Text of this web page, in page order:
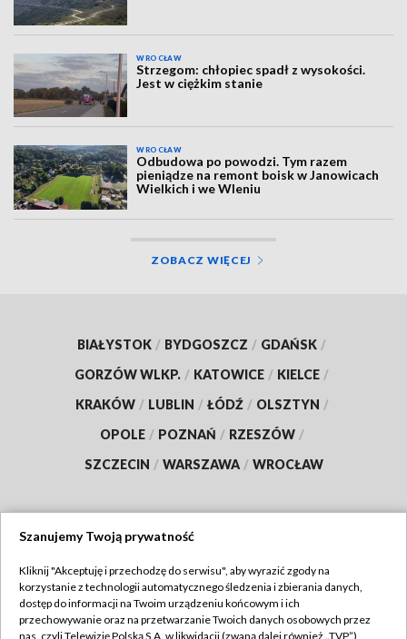
WROCŁAW
Strzegom: chłopiec spadł z wysokości.
Jest w ciężkim stanie
WROCŁAW
Odbudowa po powodzi. Tym razem
pieniądze na remont boisk w Janowicach
Wielkich i we Wleniu
ZOBACZ WIĘCEJ
BIAŁYSTOK / BYDGOSZCZ / GDAŃSK /
GORZÓW WLKP. / KATOWICE / KIELCE /
KRAKÓW / LUBLIN / ŁÓDŹ / OLSZTYN /
OPOLE / POZNAŃ / RZESZÓW /
SZCZECIN / WARSZAWA / WROCŁAW
TVP
Abonament TVP
Regulamin TVP
Szanujemy Twoją prywatność
Kliknij "Akceptuję i przechodzę do serwisu", aby wyrazić zgody na
korzystanie z technologii automatycznego śledzenia i zbierania danych,
dostęp do informacji na Twoim urządzeniu końcowym i ich
przechowywanie oraz na przetwarzanie Twoich danych osobowych przez
nas, czyli Telewizję Polską S.A. w likwidacji (zwaną dalej również „TVP”),